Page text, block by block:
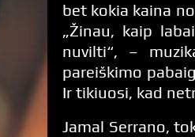
bet kokia kaina
„Žinau, kaip
nuvilti“, –
pareiškimo
Ir tikiuosi, kad
Jamal Serrano,